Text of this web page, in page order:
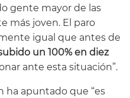
gente mayor de las
más joven. El paro
igual que antes de
un 100% en diez
ante esta situación”.
ha apuntado que “es